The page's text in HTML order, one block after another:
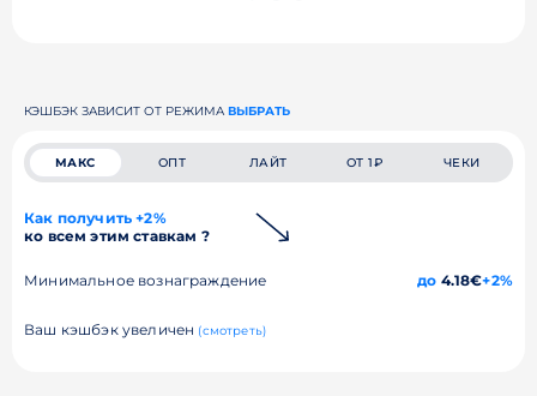
КЭШБЭК ЗАВИСИТ ОТ РЕЖИМА ВЫБРАТЬ
МАКС ОПТ ЛАЙТ ОТ 1₽ ЧЕКИ
Как получить +2%
ко всем этим ставкам ?
Минимальное вознаграждение до 4.18€+2%
Ваш кэшбэк увеличен (смотреть)